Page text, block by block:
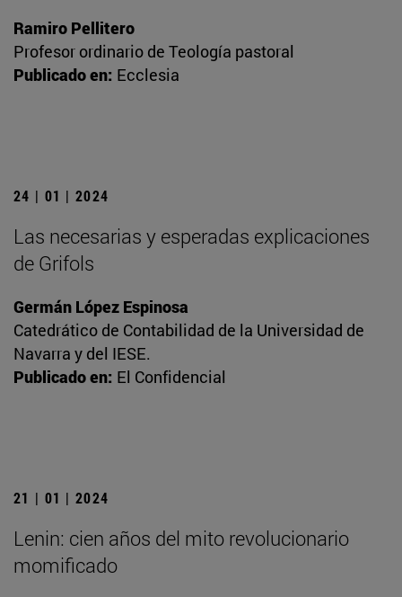
Ramiro Pellitero
Profesor ordinario de Teología pastoral
Publicado en: Ecclesia
24 | 01 | 2024
Las necesarias y esperadas explicaciones
de Grifols
Germán López Espinosa
Catedrático de Contabilidad de la Universidad de
Navarra y del IESE.
Publicado en: El Confidencial
21 | 01 | 2024
Lenin: cien años del mito revolucionario
momificado